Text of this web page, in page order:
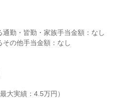
勤・皆勤・家族手当金額：なし
の他手当金額：なし
大実績：4.5万円）